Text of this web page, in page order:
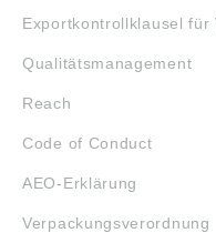
Exportkontrollklausel für
Qualitätsmanagement
Reach
Code of Conduct
AEO-Erklärung
Verpackungsverordnung